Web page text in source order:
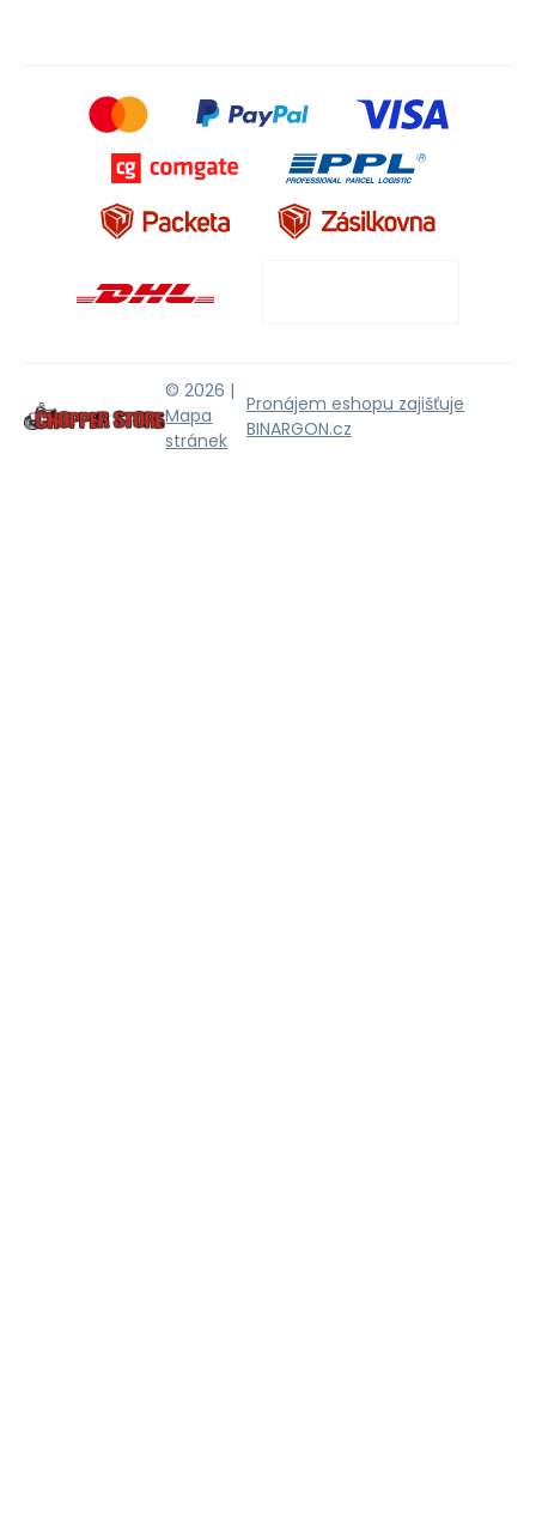
© 2026 |
Mapa
stránek
Pronájem eshopu zajišťuje
BINARGON.cz